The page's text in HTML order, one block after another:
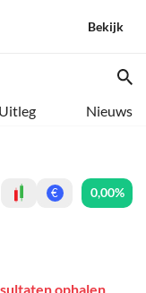
Bekijk
Uitleg Nieuws
€ 0,00%
ophalen